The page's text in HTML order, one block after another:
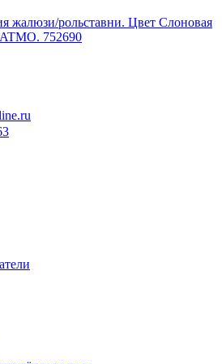
жалюзи/рольставни. Цвет Слоновая
752690